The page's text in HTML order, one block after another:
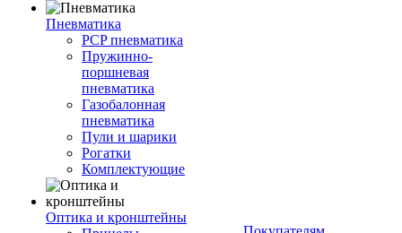
Пневматика
PCP пневматика
Пружинно-
поршневая
пневматика
Газобалонная
пневматика
Пули и шарики
Рогатки
Комплектующие
Оптика и кронштейны